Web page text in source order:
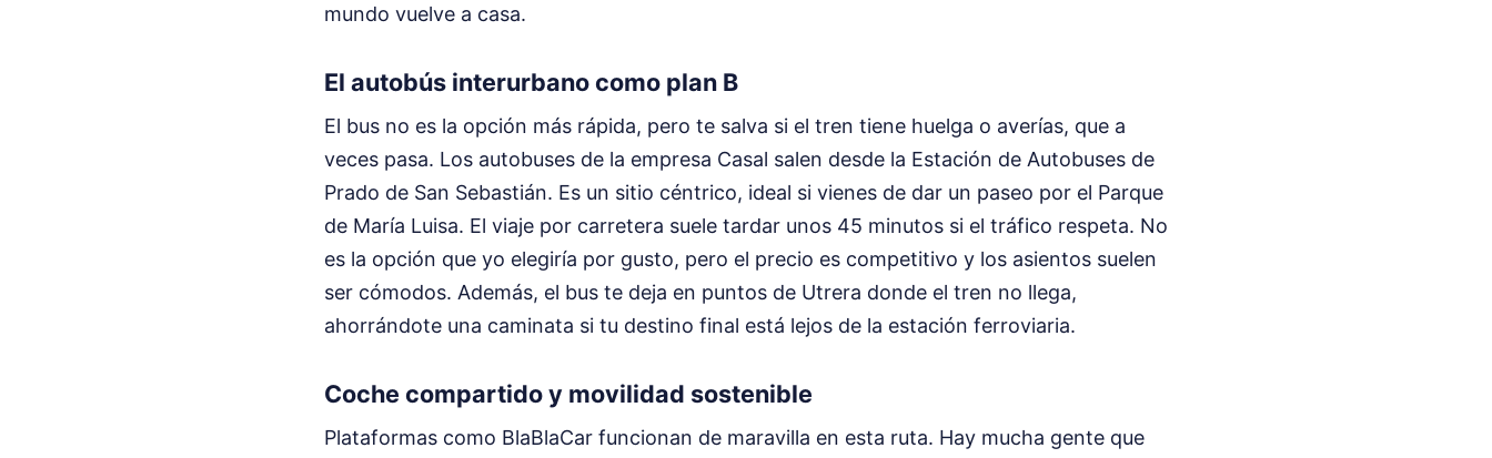
mundo vuelve a casa.
El autobús interurbano como plan B
El bus no es la opción más rápida, pero te salva si el tren tiene huelga o averías, que a
veces pasa. Los autobuses de la empresa Casal salen desde la Estación de Autobuses de
Prado de San Sebastián. Es un sitio céntrico, ideal si vienes de dar un paseo por el Parque
de María Luisa. El viaje por carretera suele tardar unos 45 minutos si el tráfico respeta. No
es la opción que yo elegiría por gusto, pero el precio es competitivo y los asientos suelen
ser cómodos. Además, el bus te deja en puntos de Utrera donde el tren no llega,
ahorrándote una caminata si tu destino final está lejos de la estación ferroviaria.
Coche compartido y movilidad sostenible
Plataformas como BlaBlaCar funcionan de maravilla en esta ruta. Hay mucha gente que